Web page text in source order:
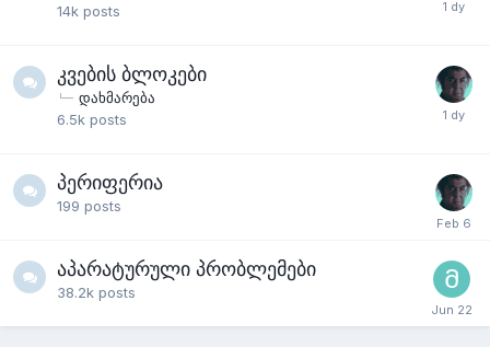
14k posts
კვების ბლოკები
დახმარება
6.5k posts
პერიფერია
199 posts
აპარატურული პრობლემები
38.2k posts